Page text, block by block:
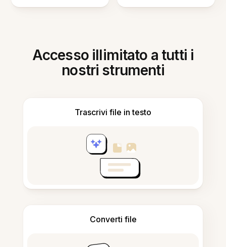
Accesso illimitato a tutti i
nostri strumenti
Trascrivi file in testo
Converti file